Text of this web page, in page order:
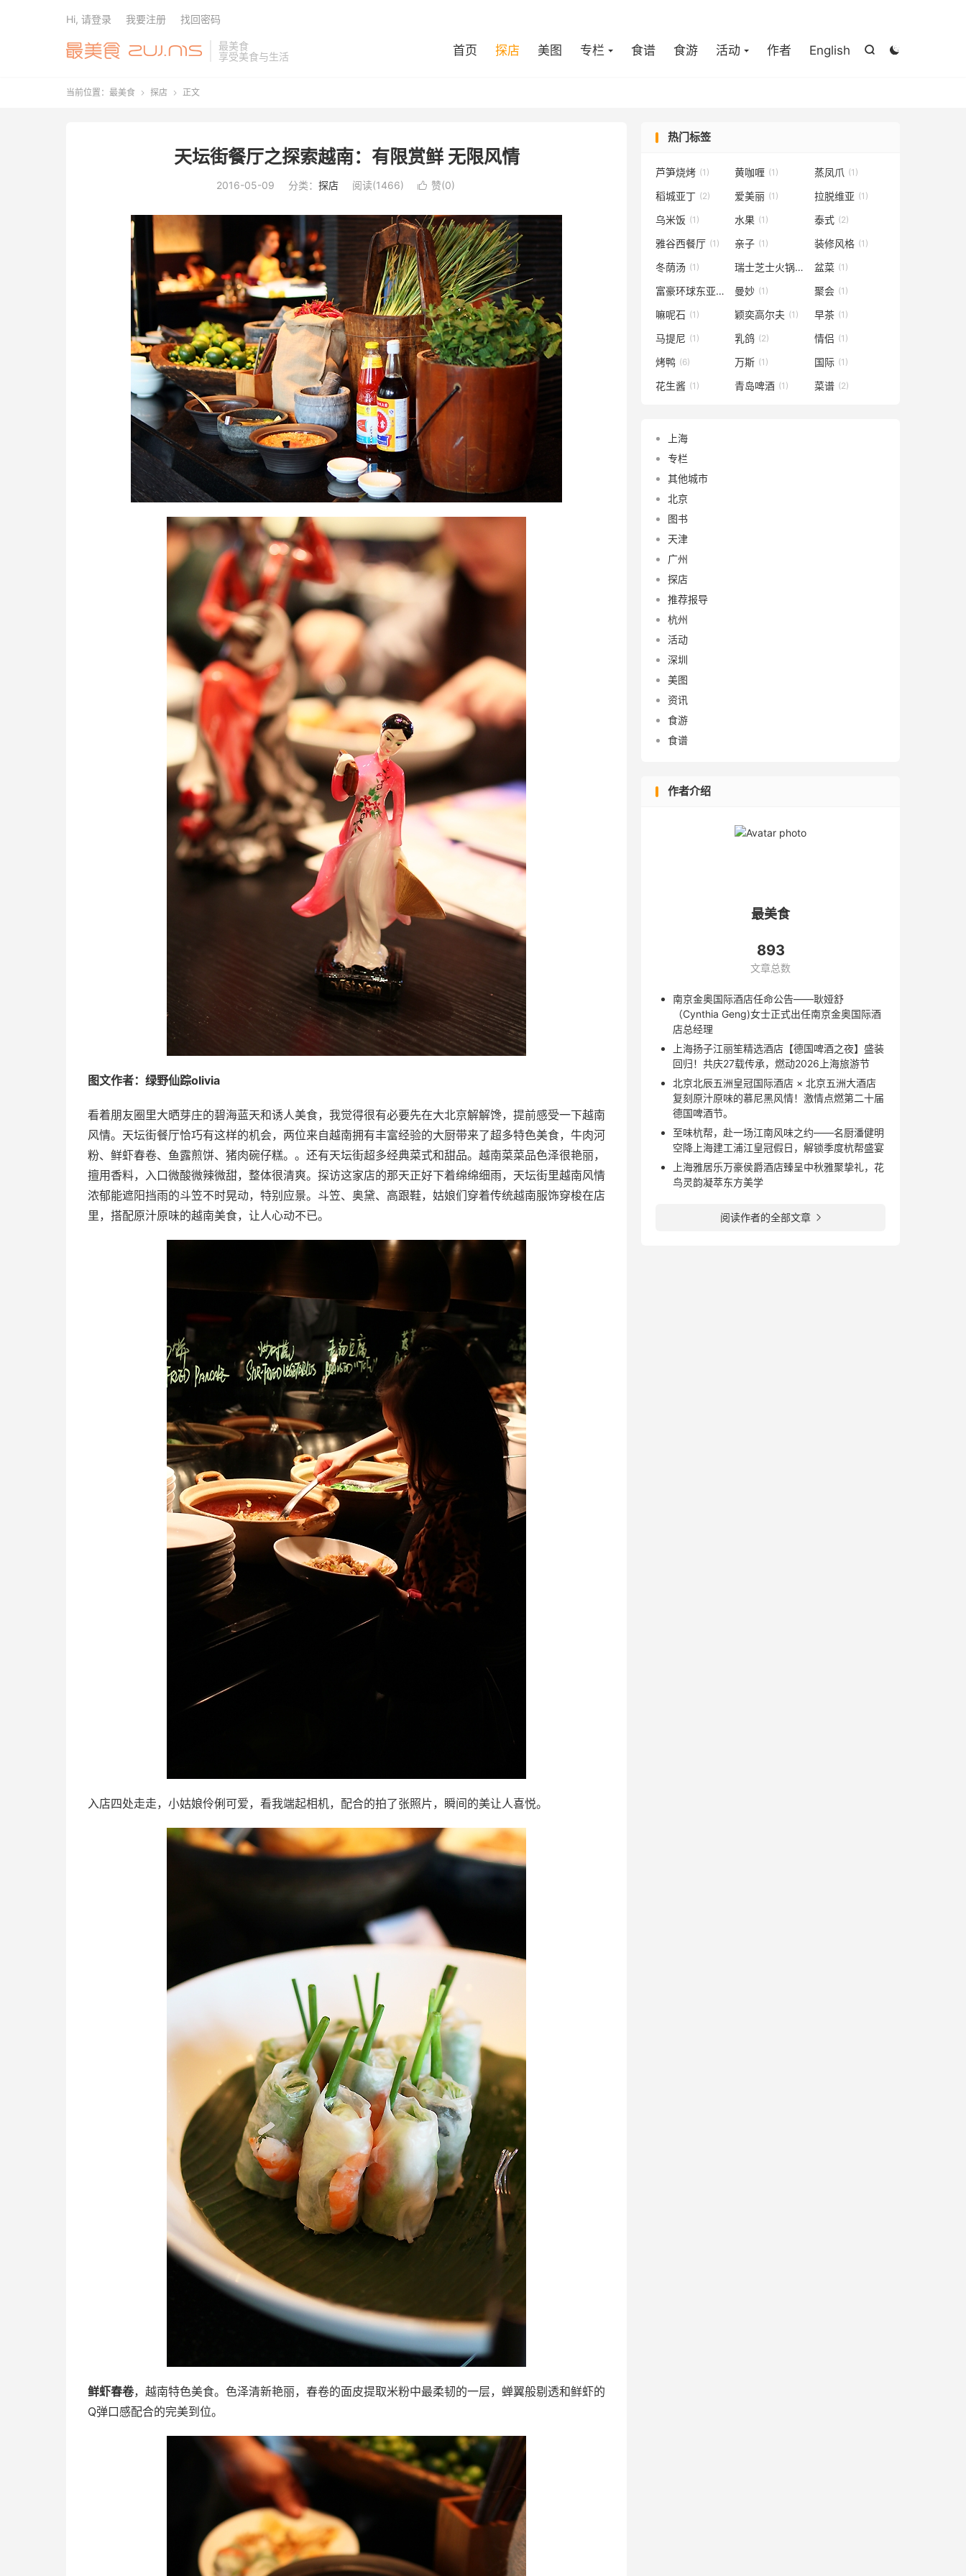
最美食
享受美食与生活


首页 探店 美图 专栏 食谱 食游 活动 作者 English
Hi, 请登录 我要注册 找回密码
当前位置： 最美食  探店  正文
天坛街餐厅之探索越南：有限赏鲜 无限风情
2016-05-09 分类： 探店 阅读(1466)  赞(0)
图文作者：绿野仙踪olivia
看着朋友圈里大晒芽庄的碧海蓝天和诱人美食，我觉得很有必要先在大北京解解馋，提前感受一下越南
风情。天坛街餐厅恰巧有这样的机会，两位来自越南拥有丰富经验的大厨带来了超多特色美食，牛肉河
粉、鲜虾春卷、鱼露煎饼、猪肉碗仔糕。。还有天坛街超多经典菜式和甜品。越南菜菜品色泽很艳丽，
擅用香料，入口微酸微辣微甜，整体很清爽。探访这家店的那天正好下着绵绵细雨，天坛街里越南风情
浓郁能遮阳挡雨的斗笠不时晃动，特别应景。斗笠、奥黛、高跟鞋，姑娘们穿着传统越南服饰穿梭在店
里，搭配原汁原味的越南美食，让人心动不已。
入店四处走走，小姑娘伶俐可爱，看我端起相机，配合的拍了张照片，瞬间的美让人喜悦。
鲜虾春卷，越南特色美食。色泽清新艳丽，春卷的面皮提取米粉中最柔韧的一层，蝉翼般剔透和鲜虾的
Q弹口感配合的完美到位。
热门标签
芦笋烧烤 (1) 黄咖喱 (1) 蒸凤爪 (1)
稻城亚丁 (2) 爱美丽 (1) 拉脱维亚 (1)
乌米饭 (1) 水果 (1) 泰式 (2)
雅谷西餐厅 (1) 亲子 (1) 装修风格 (1)
冬荫汤 (1) 瑞士芝士火锅
(1) 盆菜 (1)
富豪环球东亚酒店 (1)
曼妙 (1) 聚会 (1)
嘛呢石 (1) 颖奕高尔夫 (1) 早茶 (1)
马提尼 (1) 乳鸽 (2) 情侣 (1)
烤鸭 (6) 万斯 (1) 国际 (1)
花生酱 (1) 青岛啤酒 (1) 菜谱 (2)
上海
专栏
其他城市
北京
图书
天津
广州
探店
推荐报导
杭州
活动
深圳
美图
资讯
食游
食谱
作者介绍
最美食
893
文章总数
南京金奥国际酒店任命公告——耿娅舒
（Cynthia Geng)女士正式出任南京金奥国际酒
店总经理
上海扬子江丽笙精选酒店【德国啤酒之夜】盛装
回归！共庆27载传承，燃动2026上海旅游节
北京北辰五洲皇冠国际酒店 × 北京五洲大酒店
复刻原汁原味的慕尼黑风情！激情点燃第二十届
德国啤酒节。
至味杭帮，赴一场江南风味之约——名厨潘健明
空降上海建工浦江皇冠假日，解锁季度杭帮盛宴
上海雅居乐万豪侯爵酒店臻呈中秋雅聚挚礼，花
鸟灵韵凝萃东方美学
阅读作者的全部文章 